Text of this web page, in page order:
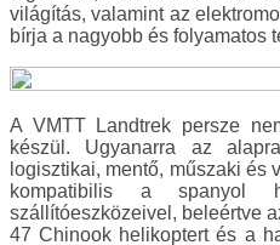
világítás, valamint az
bírja a nagyobb és folyamatos
A VMTT Landtrek persze
készül. Ugyanarra az
logisztikai, mentő, műszaki és
kompatibilis a spanyol
szállítóeszközeivel, beleértve
47 Chinook helikoptert és a